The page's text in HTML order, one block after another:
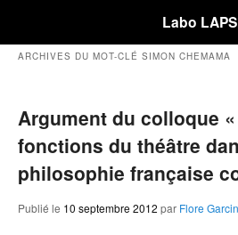
Labo LAPS
ARCHIVES DU MOT-CLÉ SIMON CHEMAMA
Argument du colloque
fonctions du théâtre
philosophie française
Publié le 10 septembre 2012 par Flore